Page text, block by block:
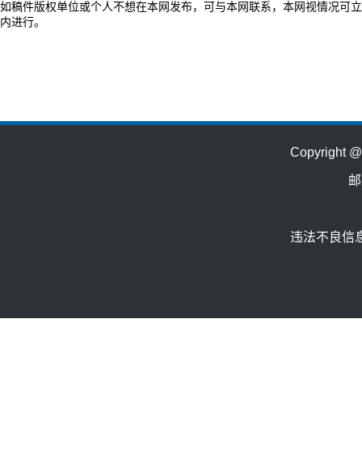
如稿件版权单位或个人不想在本网发布，可与本网联系，本网视情况可
内进行。
Copyright
违法不良信